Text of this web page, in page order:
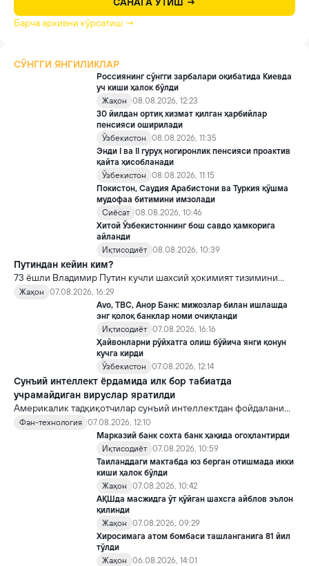
Барча архивни кўрсатиш →
СЎНГГИ ЯНГИЛИКЛАР
Россиянинг сўнгги зарбалари оқибатида Киевда
уч киши ҳалок бўлди
Жаҳон
08.08.2026, 12:23
30 йилдан ортиқ хизмат қилган ҳарбийлар
пенсияси оширилади
Ўзбекистон
08.08.2026, 11:35
Энди I ва II гуруҳ ногиронлик пенсияси проактив
қайта ҳисобланади
Ўзбекистон
08.08.2026, 11:15
Покистон, Саудия Арабистони ва Туркия қўшма
мудофаа битимини имзолади
Сиёсат 08.08.2026, 10:46
Хитой Ўзбекистоннинг бош савдо ҳамкорига
айланди
Иқтисодиёт 08.08.2026, 10:39
Путиндан кейин ким?
73 ёшли Владимир Путин кучли шахсий ҳокимият тизимини
яратди, аммо ундан кейин ким келиши ва ҳокимиятни
топшириш механизми ҳали ноаниқ. Таҳлилчилар фикрича, бу
Кремлда ворислик жангига олиб келиши мумкин.
Жаҳон
07.08.2026, 16:29
Avo, TBC, Анор Банк: мижозлар билан ишлашда
энг қолоқ банклар номи очиқланди
Иқтисодиёт 07.08.2026, 16:16
Ҳайвонларни рўйхатга олиш бўйича янги қонун
кучга кирди
Ўзбекистон
07.08.2026, 12:14
Сунъий интеллект ёрдамида илк бор табиатда
учрамайдиган вируслар яратилди
Америкалик тадқиқотчилар сунъий интеллектдан фойдаланиб
16 та вирус яратди. Бу кашфиёт янги ютуқларга умид уйғотиш
билан бирга, ундан нотўғри мақсадда фойдаланиш борасидаги
хавотирларни ҳам кучайтирмоқда.
Фан-технология 07.08.2026, 12:10
Марказий банк сохта банк ҳақида огоҳлантирди
Иқтисодиёт 07.08.2026, 10:59
Таиланддаги мактабда юз берган отишмада икки
киши ҳалок бўлди
Жаҳон
07.08.2026, 10:42
АҚШда масжидга ўт қўйган шахсга айблов эълон
қилинди
Жаҳон
07.08.2026, 09:29
Хиросимага атом бомбаси ташланганига 81 йил
тўлди
Жаҳон
06.08.2026, 14:01